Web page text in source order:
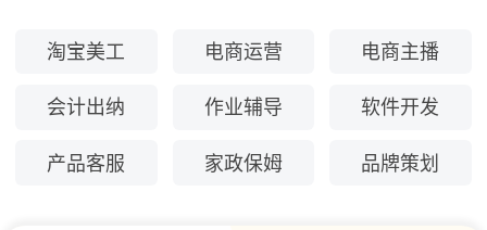
淘宝美工 电商运营 电商主播
会计出纳 作业辅导 软件开发
产品客服 家政保姆 品牌策划